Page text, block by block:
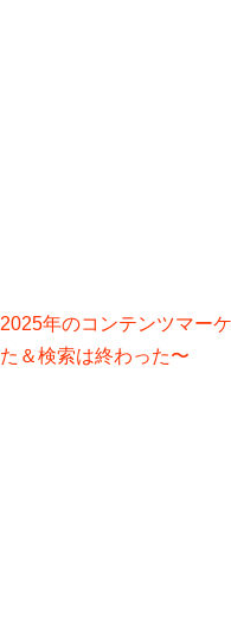
2025年のコンテンツマー
た＆検索は終わった〜